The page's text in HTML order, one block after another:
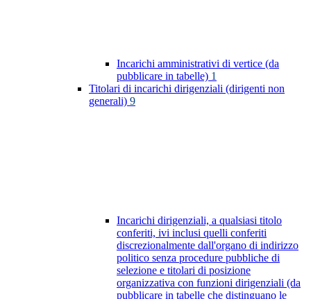
Incarichi amministrativi di vertice (da
pubblicare in tabelle) 1
Titolari di incarichi dirigenziali (dirigenti non
generali) 9
Incarichi dirigenziali, a qualsiasi titolo
conferiti, ivi inclusi quelli conferiti
discrezionalmente dall'organo di indirizzo
politico senza procedure pubbliche di
selezione e titolari di posizione
organizzativa con funzioni dirigenziali (da
pubblicare in tabelle che distinguano le